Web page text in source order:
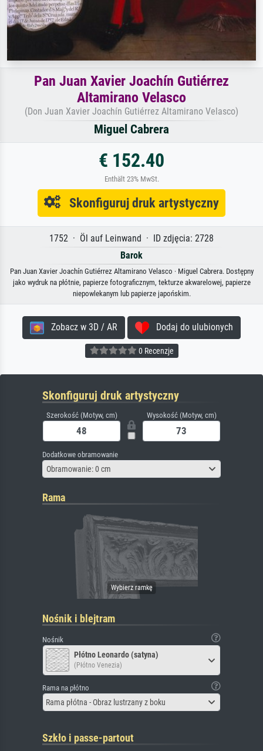
Pan Juan Xavier Joachín Gutiérrez
Altamirano Velasco
(Don Juan Xavier Joachín Gutiérrez Altamirano Velasco)
Miguel Cabrera
€ 152.40
Enthält 23% MwSt.
Skonfiguruj druk artystyczny
1752 · Öl auf Leinwand · ID zdjęcia: 2728
Barok
Pan Juan Xavier Joachín Gutiérrez Altamirano Velasco · Miguel Cabrera. Dostępny
jako wydruk na płótnie, papierze fotograficznym, tekturze akwarelowej, papierze
niepowlekanym lub papierze japońskim.
Zobacz w 3D / AR Dodaj do ulubionych
0 Recenzje
Skonfiguruj druk artystyczny
Szerokość (Motyw, cm) Wysokość (Motyw, cm)
Dodatkowe obramowanie
Obramowanie: 0 cm
Rama
Nośnik i blejtram
Nośnik
Płótno Leonardo (satyna)
(Płótno Venezia)
Rama na płótno
Rama płótna - Obraz lustrzany z boku
Szkło i passe-partout